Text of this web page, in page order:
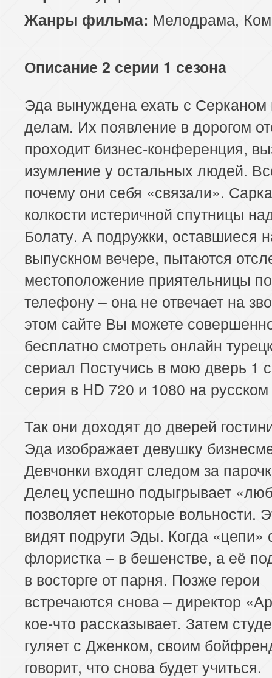
Жанры фильма: Мелодрама,
Описание 2 серии 1 сезона
Эда вынуждена ехать с Серканом
делам. Их появление в дорогом
проходит бизнес-конференция,
изумление у остальных людей.
почему они себя «связали».
колкости истеричной спутницы
Болату. А подружки, оставшиеся
выпускном вечере, пытаются
местоположение приятельницы по
телефону – она не отвечает на
этом сайте Вы можете
бесплатно смотреть онлайн
сериал Постучись в мою дверь 1
серия в HD 720 и 1080 на
Так они доходят до дверей
Эда изображает девушку
Девчонки входят следом за
Делец успешно подыгрывает
позволяет некоторые вольности.
видят подруги Эды. Когда «цепи»
флористка – в бешенстве, а её
в восторге от парня. Позже герои
встречаются снова – директор
кое-что рассказывает. Затем
гуляет с Дженком, своим
говорит, что снова будет учиться.